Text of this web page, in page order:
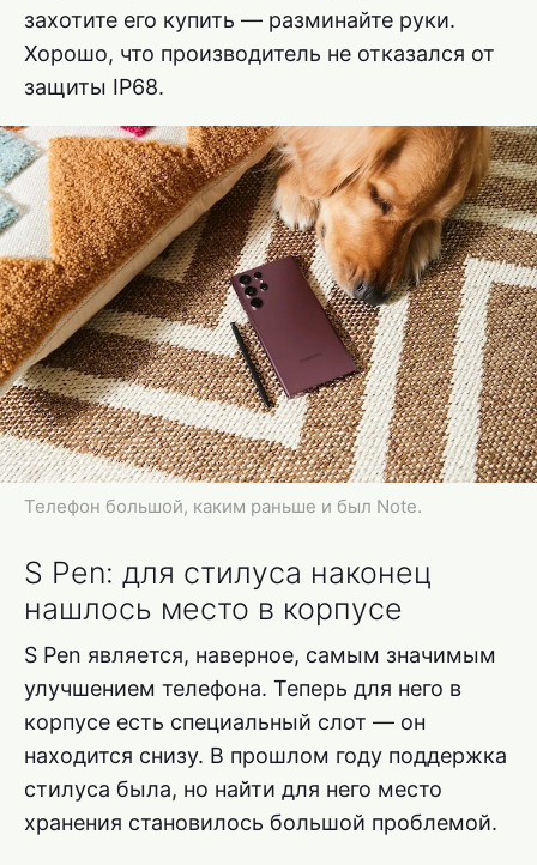
захотите его купить — разминайте руки.
Хорошо, что производитель не отказался от
защиты IP68.
Телефон большой, каким раньше и был Note.
S Pen: для стилуса наконец
нашлось место в корпусе
S Pen является, наверное, самым значимым
улучшением телефона. Теперь для него в
корпусе есть специальный слот — он
находится снизу. В прошлом году поддержка
стилуса была, но найти для него место
хранения становилось большой проблемой.